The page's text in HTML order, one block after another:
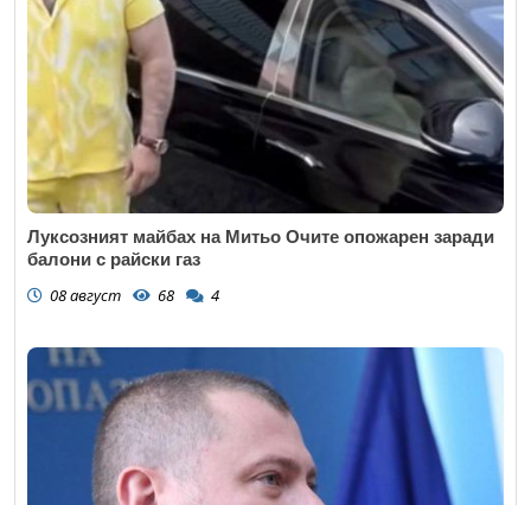
Луксозният майбах на Митьо Очите опожарен заради
балони с райски газ
08 август 68 4